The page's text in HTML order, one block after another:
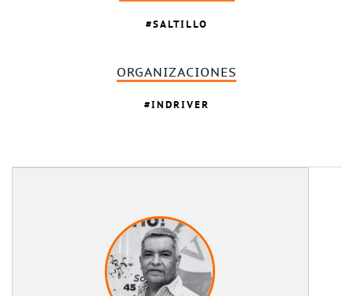
SALTILLO
ORGANIZACIONES
INDRIVER